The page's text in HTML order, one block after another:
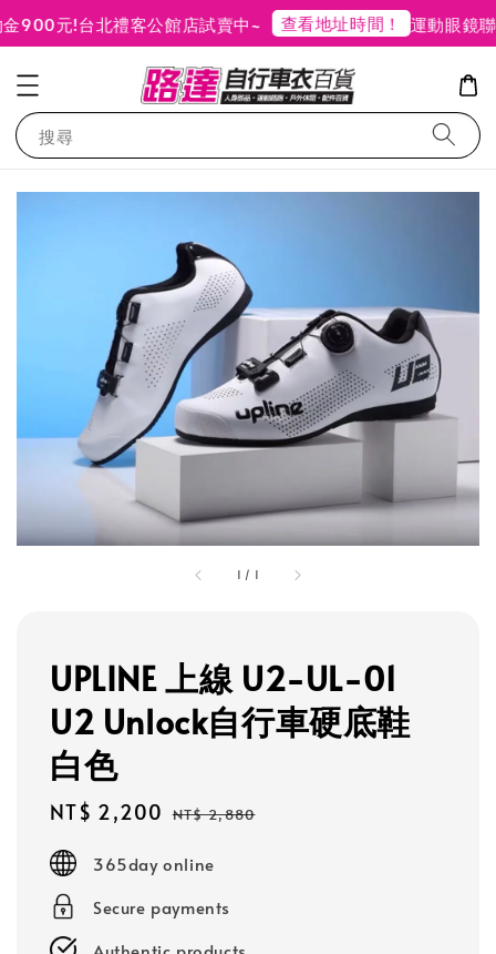
元!台北禮客公館店試賣中~ 查看地址時間！ 運動眼鏡聯
搜尋
1 / 1
UPLINE 上線 U2-UL-01
U2 Unlock自行車硬底鞋
白色
Sale
NT$ 2,200 Regular
NT$ 2,880
365day online
Secure payments